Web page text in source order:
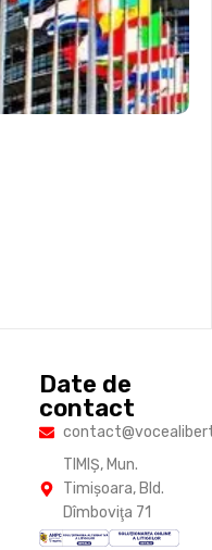
Date de
contact
TIMIŞ, Mun.
Timişoara, Bld.
Dîmboviţa 71